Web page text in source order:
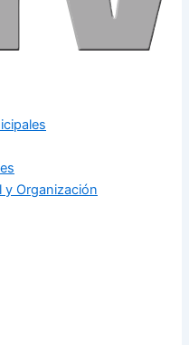
y Organización